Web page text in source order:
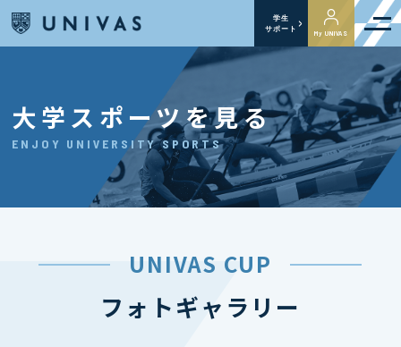
学生
サポート
My UNIVAS
大学スポーツを見る
ENJOY UNIVERSITY SPORTS
UNIVAS CUP
フォトギャラリー